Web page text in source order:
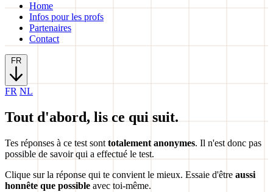
Home
Infos pour les profs
Partenaires
Contact
FR
FR NL
Tout d'abord, lis ce qui suit.
Tes réponses à ce test sont totalement anonymes. Il n'est donc pas
possible de savoir qui a effectué le test.
Clique sur la réponse qui te convient le mieux. Essaie d'être aussi
honnête que possible avec toi-même.